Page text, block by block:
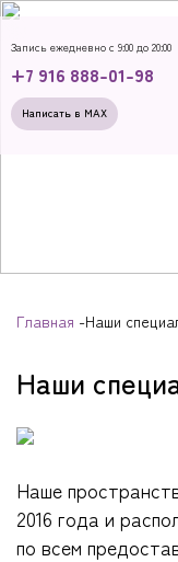
Запись ежедневно с 9:00 до 20:00
+7 916 888-01-98
Написать в MAX
Главная Наши
Наши
Наше
2016 года и
по всем